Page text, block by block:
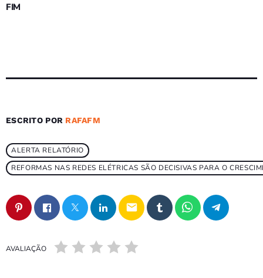
FIM
ESCRITO POR RAFAFM
ALERTA RELATÓRIO
REFORMAS NAS REDES ELÉTRICAS SÃO DECISIVAS PARA O
email
AVALIAÇÃO